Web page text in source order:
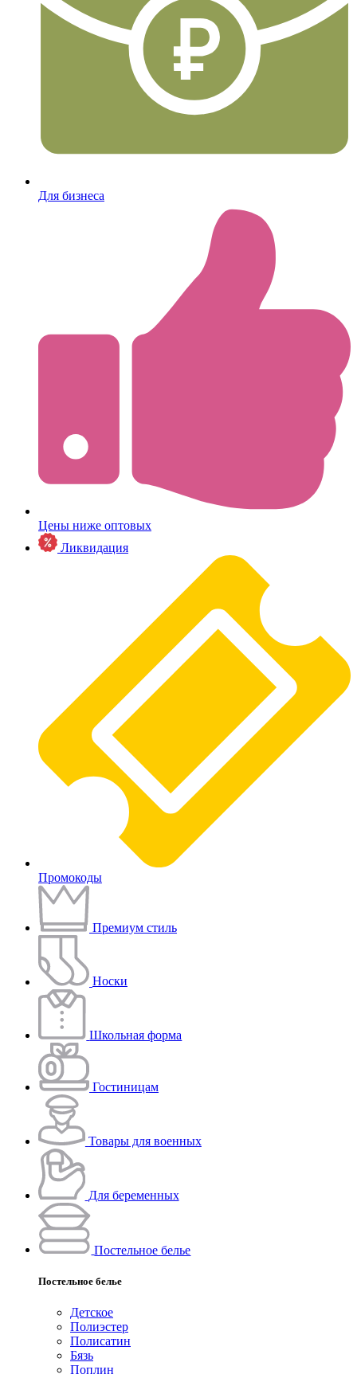
Для бизнеса
Цены ниже оптовых
Ликвидация
Промокоды
Премиум стиль
Носки
Школьная форма
Гостиницам
Товары для военных
Для беременных
Постельное белье
Постельное белье
Детское
Полиэстeр
Полисатин
Бязь
Поплин